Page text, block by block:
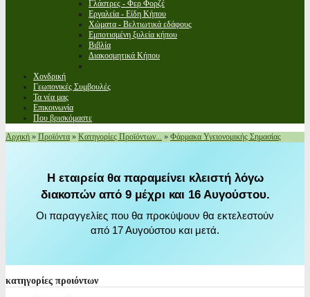
Γλάστρες - Φερ Φορζέ
Εργαλεία - Είδη Κήπου
Χώματα - Βελτιωτικά εδάφους
Εμποτισμένη ξυλεία κήπου
Βιβλία
Διακοσμητικά Κήπου
Χονδρική
Γεωπονικές Συμβουλές
Τα νέα μας
Επικοινωνία
Που βρισκόμαστε
Αρχική » Προϊόντα » Κατηγορίες Προϊόντων... » Φάρμακα Υγειονομικής Σημασίας
Η εταιρεία θα παραμείνει κλειστή λόγω
διακοπών από 9 μέχρι και 16 Αυγούστου.
Οι παραγγελίες που θα προκύψουν θα εκτελεστούν
από 17 Αυγούστου και μετά.
κατηγορίες προιόντων